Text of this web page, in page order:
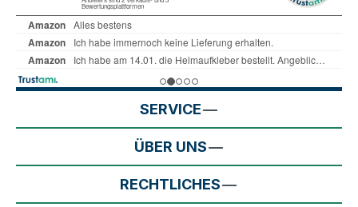
SERVICE
ÜBER UNS
RECHTLICHES